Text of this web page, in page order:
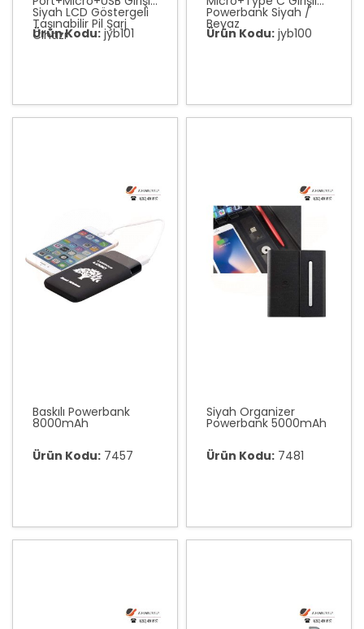
Siyah LCD Göstergeli
Taşınabilir Pil Şarj
Cihazı
Ürün Kodu: jyb101
Powerbank Siyah /
Beyaz
Ürün Kodu: jyb100
Baskılı Powerbank
8000mAh
Ürün Kodu: 7457
Siyah Organizer
Powerbank 5000mAh
Ürün Kodu: 7481